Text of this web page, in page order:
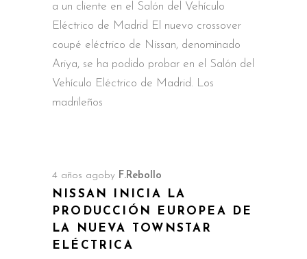
a un cliente en el Salón del Vehículo
Eléctrico de Madrid El nuevo crossover
coupé eléctrico de Nissan, denominado
Ariya, se ha podido probar en el Salón del
Vehículo Eléctrico de Madrid. Los
madrileños
4 años agoby F.Rebollo
NISSAN INICIA LA
PRODUCCIÓN EUROPEA DE
LA NUEVA TOWNSTAR
ELÉCTRICA